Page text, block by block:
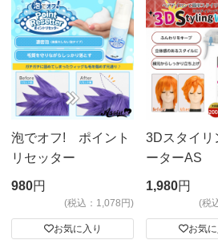
泡でオフ! ポイント
リセッター
980円
(税込：1,078円)
お気に入り
3Dスタイリ
ーターAS
ビッグサイ
1,980円
(税
お気